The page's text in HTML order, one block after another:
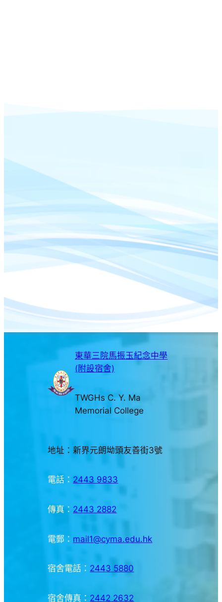
東華三院馬振玉紀念中學
(附設宿舍)
TWGHs C. Y. Ma
Memorial College
地址：新界元朗坳頭友善街3號
電話： 2443 9833
傳真： 2443 2882
電郵： mail1@cyma.edu.hk
宿舍電話： 2443 5880
宿舍傳真： 2442 2632